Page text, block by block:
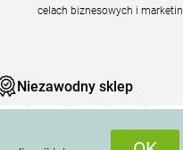
celach biznesowych i
Niezawodny sklep